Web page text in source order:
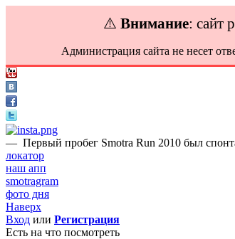
⚠️ Внимание: сайт
Администрация сайта не несет
— Первый пробег Smotra Run 2010 был
локатор
наш апп
smotragram
фото дня
Наверх
Вход или Регистрация
Есть на что посмотреть